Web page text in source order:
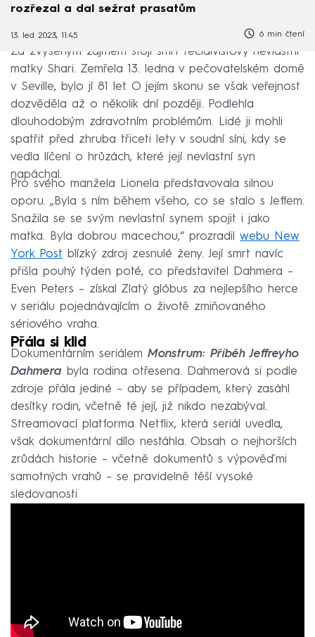
rozřezal a dal sežrat prasatům
13. led 2023, 11:45 6 min čtení
Za zvýšeným zájmem stojí smrt recidivistovy nevlastní
matky Shari. Zemřela 13. ledna v pečovatelském domě
v Seville, bylo jí 81 let. O jejím skonu se však veřejnost
dozvěděla až o několik dní později. Podlehla
dlouhodobým zdravotním problémům. Lidé ji mohli
spatřit před zhruba třiceti lety v soudní síni, kdy se
vedla líčení o hrůzách, které její nevlastní syn
napáchal.
Pro svého manžela Lionela představovala silnou
oporu. „Byla s ním během všeho, co se stalo s Jeffem.
Snažila se se svým nevlastní synem spojit i jako
matka. Byla dobrou macechou,“ prozradil webu New
York Post blízký zdroj zesnulé ženy. Její smrt navíc
přišla pouhý týden poté, co představitel Dahmera –
Even Peters – získal Zlatý glóbus za nejlepšího herce
v seriálu pojednávajícím o životě zmiňovaného
sériového vraha.
Přála si klid
Dokumentárním seriálem Monstrum: Příběh Jeffreyho
Dahmera byla rodina otřesena. Dahmerová si podle
zdroje přála jediné – aby se případem, který zasáhl
desítky rodin, včetně té její, již nikdo nezabýval.
Streamovací platforma Netflix, která seriál uvedla,
však dokumentární dílo nestáhla. Obsah o nejhorších
zrůdách historie – včetně dokumentů s výpověďmi
samotných vrahů – se pravidelně těší vysoké
sledovanosti